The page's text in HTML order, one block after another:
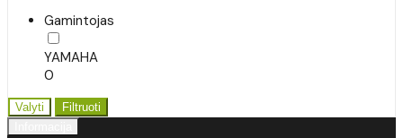
Gamintojas
YAMAHA
0
Valyti
Filtruoti